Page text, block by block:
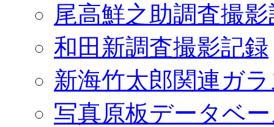
尾高鮮之助調査撮
和田新調査撮影記録
新海竹太郎関連ガ
写真原板データベ